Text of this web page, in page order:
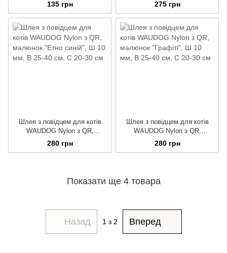
135 грн
25-40 см, С 20-30см
275 грн
Шлея з повідцем для котів
WAUDOG Nylon з QR,
малюнок "Етно синій", Ш 10
мм, В 25-40 см, С 20-30 см
280 грн
Шлея з повідцем для котів
WAUDOG Nylon з QR,
малюнок "Графіті", Ш 10 мм,
В 25-40 см, С 20-30 см
280 грн
Показати ще 4 товара
Назад 1 з 2 Вперед